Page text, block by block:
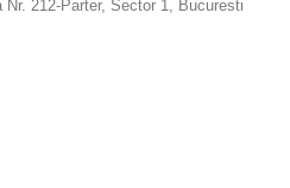
Nr. 212-Parter, Sector 1, Bucuresti